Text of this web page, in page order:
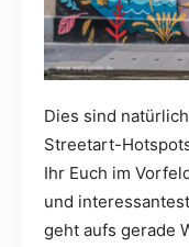
Dies sind
Streetart-
Ihr Euch im
und
geht aufs gerade